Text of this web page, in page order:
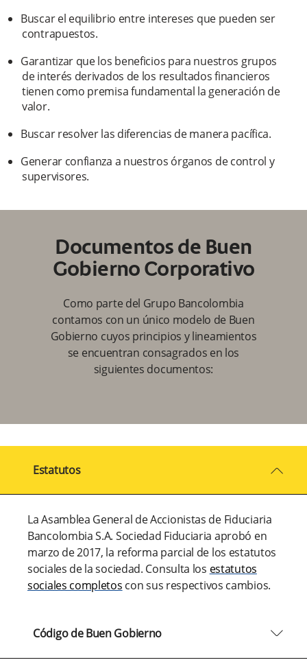
Buscar el equilibrio entre intereses que pueden ser
contrapuestos.
Garantizar que los beneficios para nuestros grupos
de interés derivados de los resultados financieros
tienen como premisa fundamental la generación de
valor.
Buscar resolver las diferencias de manera pacífica.
Generar confianza a nuestros órganos de control y
supervisores.
Documentos de Buen
Gobierno Corporativo
Como parte del Grupo Bancolombia
contamos con un único modelo de Buen
Gobierno cuyos principios y lineamientos
se encuentran consagrados en los
siguientes documentos:
Estatutos arrow2-down
La Asamblea General de Accionistas de Fiduciaria
Bancolombia S.A. Sociedad Fiduciaria aprobó en
marzo de 2017, la reforma parcial de los estatutos
sociales de la sociedad. Consulta los estatutos
sociales completos con sus respectivos cambios.
Código de Buen Gobierno arrow2-down